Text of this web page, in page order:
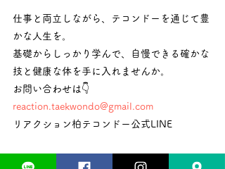
仕事と両立しながら、テコンドーを通じて豊
かな人生を。
基礎からしっかり学んで、自慢できる確かな
技と健康な体を手に入れませんか。
お問い合わせは👇
reaction.taekwondo@gmail.com
リアクション柏テコンドー公式LINE